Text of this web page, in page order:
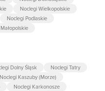
Noclegi Wielkopolskie
Noclegi Podlaskie
Dolny Śląsk
Noclegi Tatry
Noclegi Kaszuby (Morze)
Noclegi Karkonosze